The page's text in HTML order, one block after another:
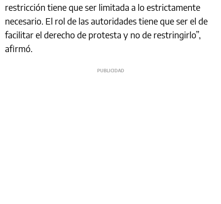
restricción tiene que ser limitada a lo estrictamente
necesario. El rol de las autoridades tiene que ser el de
facilitar el derecho de protesta y no de restringirlo”,
afirmó.